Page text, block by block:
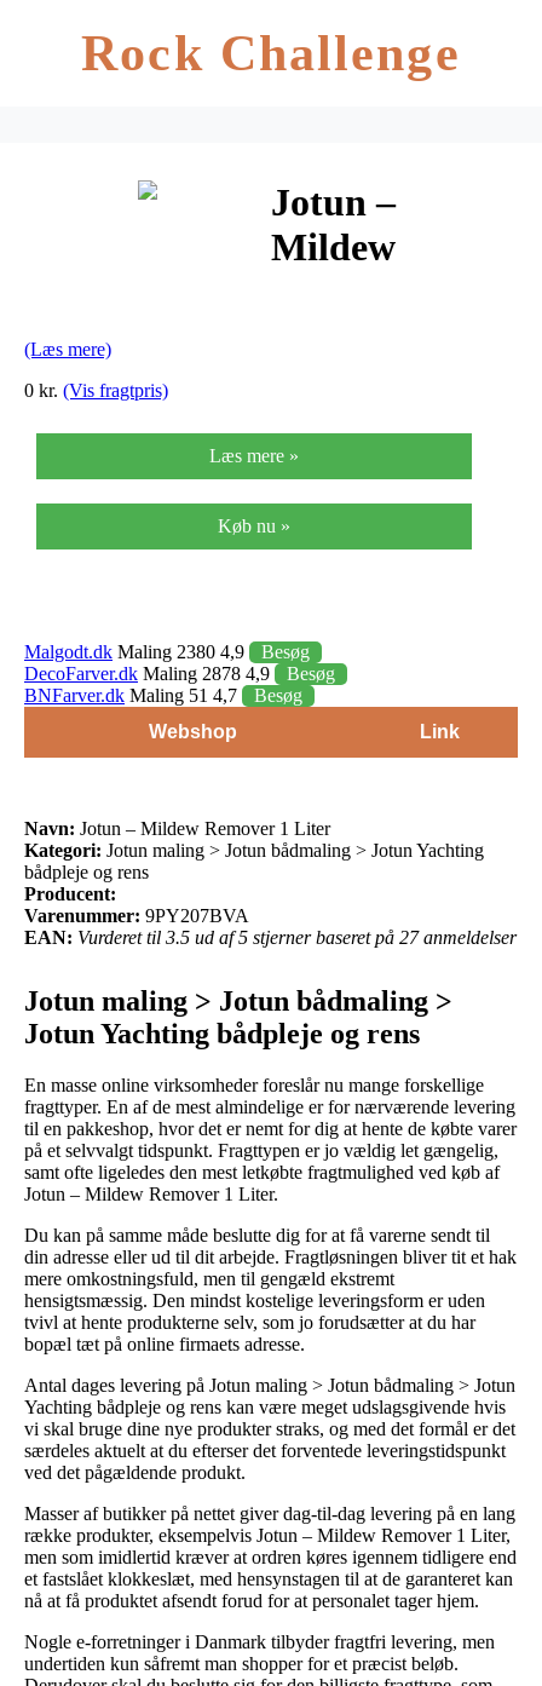
Rock Challenge
Jotun –
Mildew
(Læs mere)
0 kr. (Vis fragtpris)
Læs mere »
Køb nu »
Malgodt.dk Maling 2380 4,9
Besøg
DecoFarver.dk Maling 2878 4,9
Besøg
BNFarver.dk Maling 51 4,7
Besøg
Webshop
Link
Navn: Jotun – Mildew Remover 1 Liter
Kategori: Jotun maling > Jotun bådmaling > Jotun Yachting
bådpleje og rens
Producent:
Varenummer: 9PY207BVA
EAN: Vurderet til 3.5 ud af 5 stjerner baseret på 27 anmeldelser
Jotun maling > Jotun bådmaling >
Jotun Yachting bådpleje og rens
En masse online virksomheder foreslår nu mange forskellige
fragttyper. En af de mest almindelige er for nærværende levering
til en pakkeshop, hvor det er nemt for dig at hente de købte varer
på et selvvalgt tidspunkt. Fragttypen er jo vældig let gængelig,
samt ofte ligeledes den mest letkøbte fragtmulighed ved køb af
Jotun – Mildew Remover 1 Liter.
Du kan på samme måde beslutte dig for at få varerne sendt til
din adresse eller ud til dit arbejde. Fragtløsningen bliver tit et hak
mere omkostningsfuld, men til gengæld ekstremt
hensigtsmæssig. Den mindst kostelige leveringsform er uden
tvivl at hente produkterne selv, som jo forudsætter at du har
bopæl tæt på online firmaets adresse.
Antal dages levering på Jotun maling > Jotun bådmaling > Jotun
Yachting bådpleje og rens kan være meget udslagsgivende hvis
vi skal bruge dine nye produkter straks, og med det formål er det
særdeles aktuelt at du efterser det forventede leveringstidspunkt
ved det pågældende produkt.
Masser af butikker på nettet giver dag-til-dag levering på en lang
række produkter, eksempelvis Jotun – Mildew Remover 1 Liter,
men som imidlertid kræver at ordren køres igennem tidligere end
et fastslået klokkeslæt, med hensynstagen til at de garanteret kan
nå at få produktet afsendt forud for at personalet tager hjem.
Nogle e-forretninger i Danmark tilbyder fragtfri levering, men
undertiden kun såfremt man shopper for et præcist beløb.